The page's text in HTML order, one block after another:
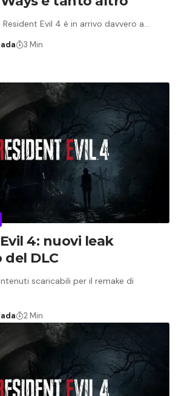
Resident Evil 4 è in arrivo davvero a…
3 Min
4: nuovi leak
del DLC
scaricabili per il remake di
2 Min